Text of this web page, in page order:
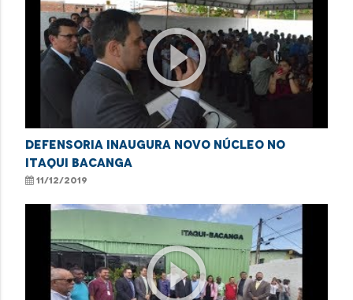
play_circle_outline
Defensoria inaugura novo núcleo no
Itaqui Bacanga
11/12/2019
play_circle_outline